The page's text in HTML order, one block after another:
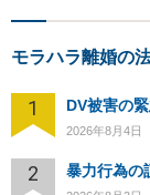
モラハラ離婚の
1 DV被害の
2026年8月4日
2 暴力行為の